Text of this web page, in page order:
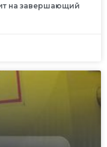
на завершающий